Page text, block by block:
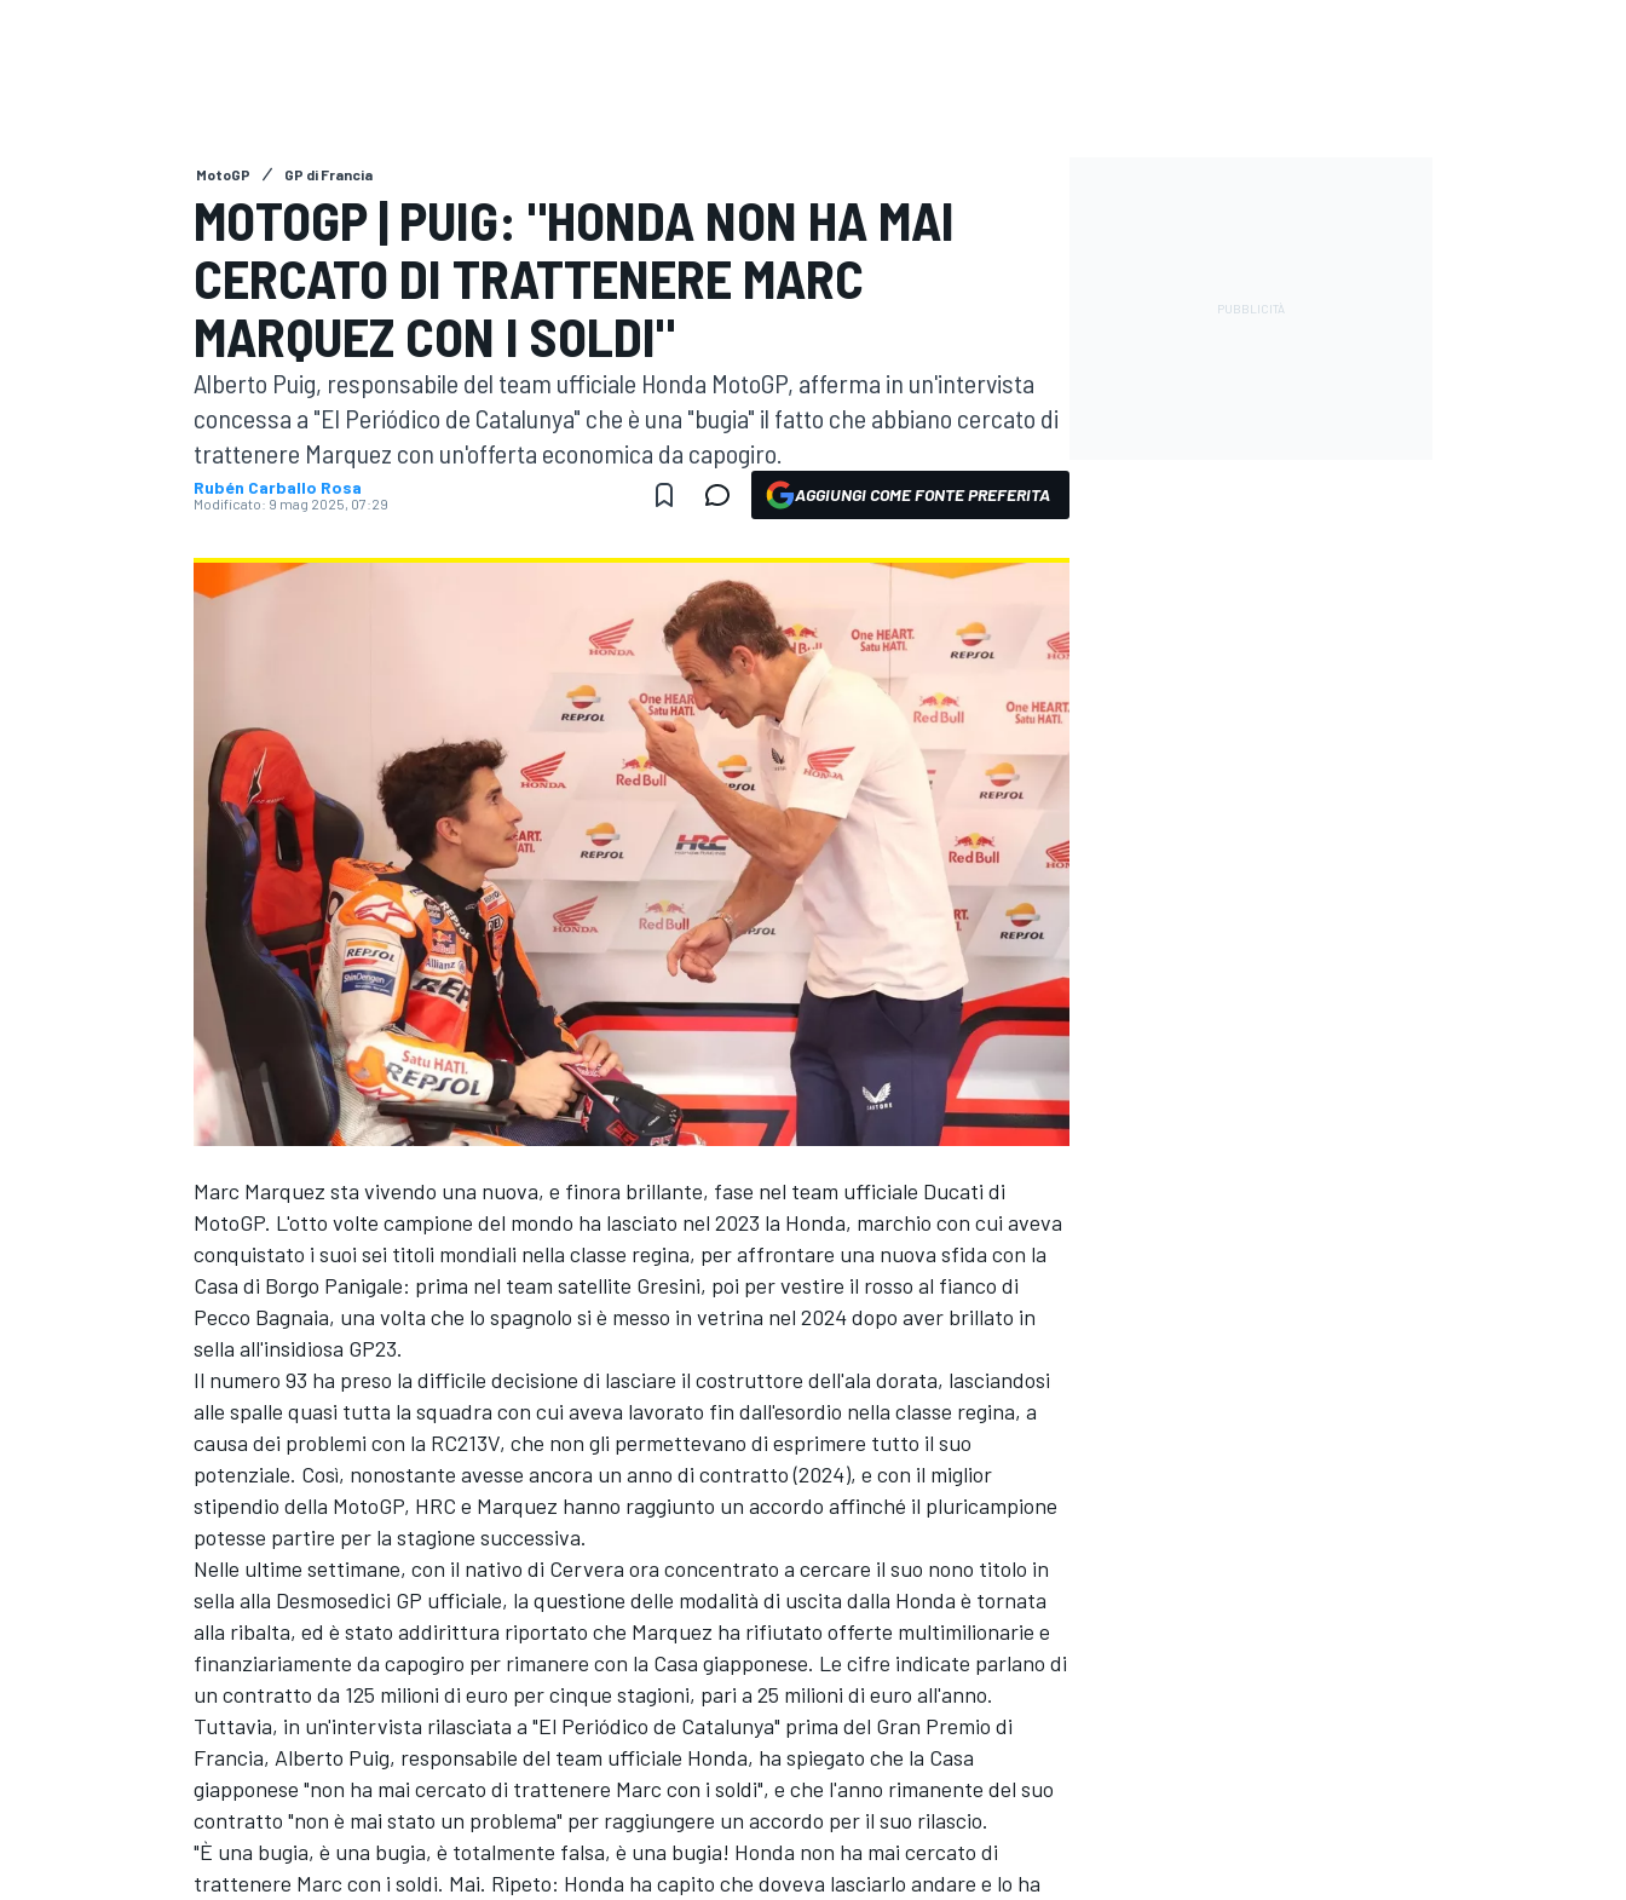
WRC
MONOPOSTO
MotoGP GP di Francia
MOTOGP | PUIG: "HONDA NON HA MAI
CERCATO DI TRATTENERE MARC
MARQUEZ CON I SOLDI"
Alberto Puig, responsabile del team ufficiale Honda MotoGP, afferma in un'intervista
concessa a "El Periódico de Catalunya" che è una "bugia" il fatto che abbiano cercato di
trattenere Marquez con un'offerta economica da capogiro.
Rubén Carballo Rosa
Modificato: 9 mag 2025, 07:29 AGGIUNGI COME FONTE PREFERITA
Marc Marquez sta vivendo una nuova, e finora brillante, fase nel team ufficiale Ducati di
MotoGP. L'otto volte campione del mondo ha lasciato nel 2023 la Honda, marchio con cui aveva
conquistato i suoi sei titoli mondiali nella classe regina, per affrontare una nuova sfida con la
Casa di Borgo Panigale: prima nel team satellite Gresini, poi per vestire il rosso al fianco di
Pecco Bagnaia, una volta che lo spagnolo si è messo in vetrina nel 2024 dopo aver brillato in
sella all'insidiosa GP23.
Il numero 93 ha preso la difficile decisione di lasciare il costruttore dell'ala dorata, lasciandosi
alle spalle quasi tutta la squadra con cui aveva lavorato fin dall'esordio nella classe regina, a
causa dei problemi con la RC213V, che non gli permettevano di esprimere tutto il suo
potenziale. Così, nonostante avesse ancora un anno di contratto (2024), e con il miglior
stipendio della MotoGP, HRC e Marquez hanno raggiunto un accordo affinché il pluricampione
potesse partire per la stagione successiva.
Nelle ultime settimane, con il nativo di Cervera ora concentrato a cercare il suo nono titolo in
sella alla Desmosedici GP ufficiale, la questione delle modalità di uscita dalla Honda è tornata
alla ribalta, ed è stato addirittura riportato che Marquez ha rifiutato offerte multimilionarie e
finanziariamente da capogiro per rimanere con la Casa giapponese. Le cifre indicate parlano di
un contratto da 125 milioni di euro per cinque stagioni, pari a 25 milioni di euro all'anno.
Tuttavia, in un'intervista rilasciata a "El Periódico de Catalunya" prima del Gran Premio di
Francia, Alberto Puig, responsabile del team ufficiale Honda, ha spiegato che la Casa
giapponese "non ha mai cercato di trattenere Marc con i soldi", e che l'anno rimanente del suo
contratto "non è mai stato un problema" per raggiungere un accordo per il suo rilascio.
"È una bugia, è una bugia, è totalmente falsa, è una bugia! Honda non ha mai cercato di
trattenere Marc con i soldi. Mai. Ripeto: Honda ha capito che doveva lasciarlo andare e lo ha